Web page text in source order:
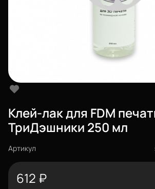
Клей-лак для FDM
ТриДэшники 250 мл
Артикул
612 ₽